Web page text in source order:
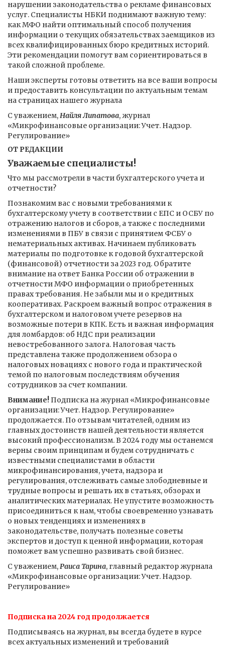
нарушении законодательства о рекламе финансовых
услуг. Специалисты НБКИ поднимают важную тему:
как МФО найти оптимальный способ получения
информации о текущих обязательствах заемщиков из
всех квалифицированных бюро кредитных историй.
Эти рекомендации помогут вам сориентироваться в
такой сложной проблеме.
Наши эксперты готовы ответить на все ваши вопросы
и предоставить консультации по актуальным темам
на страницах нашего журнала
С уважением,Найля Липатова, журнал
«Микрофинансовые организации: Учет. Надзор.
Регулирование»
ОТ РЕДАКЦИИ
Уважаемые специалисты!
Что мы рассмотрели в части бухгалтерского учета и
отчетности?
Познакомим вас с новыми требованиями к
бухгалтерскому учету в соответствии с ЕПС и ОСБУ по
отражению налогов и сборов, а также с последними
изменениями в ПБУ в связи с принятием ФСБУ о
нематериальных активах. Начинаем публиковать
материалы по подготовке к годовой бухгалтерской
(финансовой) отчетности за 2023 год. Обратите
внимание на ответ Банка России об отражении в
отчетности МФО информации о приобретенных
правах требования. Не забыли мы и о кредитных
кооперативах. Раскроем важный вопрос отражения в
бухгалтерском и налоговом учете резервов на
возможные потери в КПК. Есть и важная информация
для ломбардов: об НДС при реализации
невостребованного залога. Налоговая часть
представлена также продолжением обзора о
налоговых новациях с нового года и практической
темой по налоговым последствиям обучения
сотрудников за счет компании.
Внимание!Подписка на журнал «Микрофинансовые
организации: Учет. Надзор. Регулирование»
продолжается. По отзывам читателей, одним из
главных достоинств нашей деятельности является
высокий профессионализм. В 2024 году мы останемся
верны своим принципам и будем сотрудничать с
известными специалистами в области
микрофинансирования, учета, надзора и
регулирования, отслеживать самые злободневные и
трудные вопросы и решать их в статьях, обзорах и
аналитических материалах. Не упустите возможность
присоединиться к нам, чтобы своевременно узнавать
о новых тенденциях и изменениях в
законодательстве, получать полезные советы
экспертов и доступ к ценной информации, которая
поможет вам успешно развивать свой бизнес.
С уважением,Раиса Тарина, главный редактор журнала
«Микрофинансовые организации: Учет. Надзор.
Регулирование»
Подписка на 2024 год продолжается
Подписываясь на журнал, вы всегда будете в курсе
всех актуальных изменений и требований